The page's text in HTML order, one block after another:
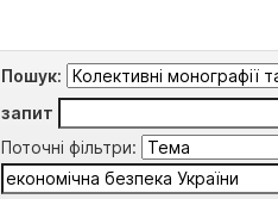
Пошук:
запит
Поточні фільтри: